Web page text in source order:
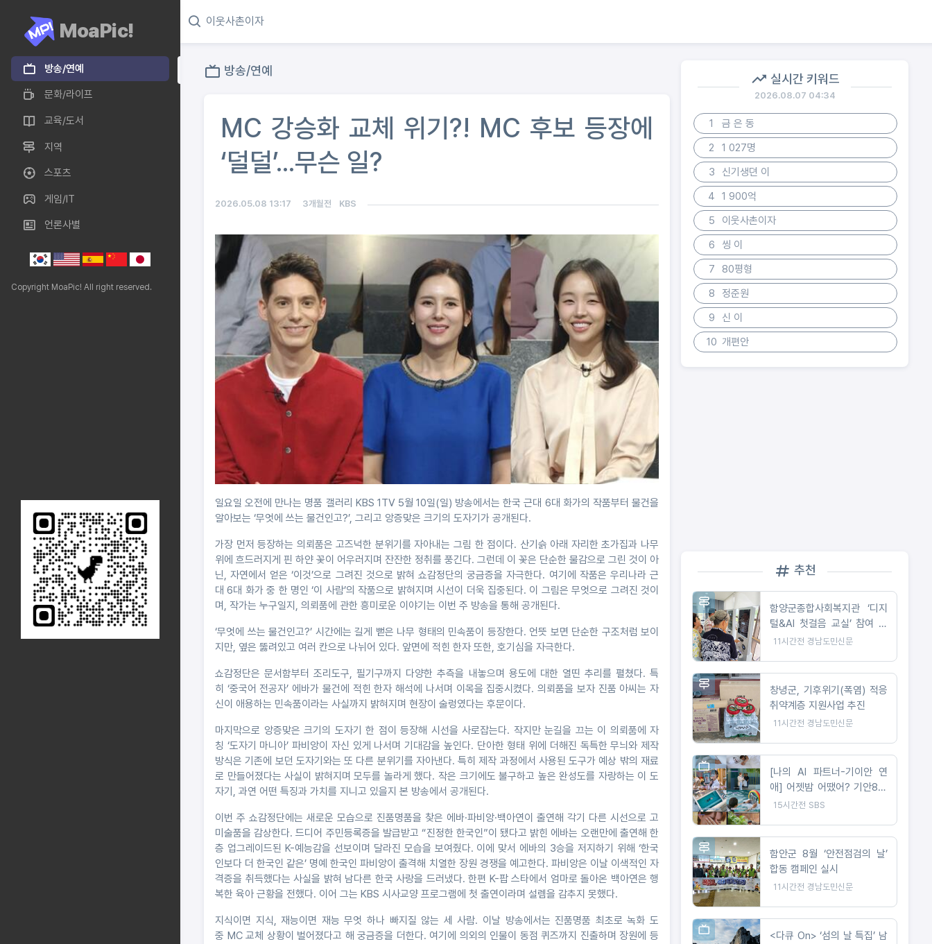
MoaPic!
방송/연예
문화/라이프
교육/도서
지역
스포츠
게임/IT
언론사별
Copyright MoaPic! All right reserved.
방송/연예
MC 강승화 교체 위기?! MC 후보 등장에
‘덜덜’...무슨 일?
2026.05.08 13:17 3개월전 KBS
일요일 오전에 만나는 명품 갤러리 KBS 1TV 5월 10일(일) 방송에서는 한국 근대 6대 화가의 작품부터 물건을
알아보는 ‘무엇에 쓰는 물건인고?’, 그리고 앙증맞은 크기의 도자기가 공개된다.
가장 먼저 등장하는 의뢰품은 고즈넉한 분위기를 자아내는 그림 한 점이다. 산기슭 아래 자리한 초가집과 나무
위에 흐드러지게 핀 하얀 꽃이 어우러지며 잔잔한 정취를 풍긴다. 그런데 이 꽃은 단순한 물감으로 그린 것이 아
닌, 자연에서 얻은 ‘이것’으로 그려진 것으로 밝혀 쇼감정단의 궁금증을 자극한다. 여기에 작품은 우리나라 근
대 6대 화가 중 한 명인 ‘이 사람’의 작품으로 밝혀지며 시선이 더욱 집중된다. 이 그림은 무엇으로 그려진 것이
며, 작가는 누구일지, 의뢰품에 관한 흥미로운 이야기는 이번 주 방송을 통해 공개된다.
‘무엇에 쓰는 물건인고?’ 시간에는 길게 뻗은 나무 형태의 민속품이 등장한다. 언뜻 보면 단순한 구조처럼 보이
지만, 옆은 뚫려있고 여러 칸으로 나뉘어 있다. 앞면에 적힌 한자 또한, 호기심을 자극한다.
쇼감정단은 문서함부터 조리도구, 필기구까지 다양한 추측을 내놓으며 용도에 대한 열띤 추리를 펼쳤다. 특
히 ‘중국어 전공자’ 에바가 물건에 적힌 한자 해석에 나서며 이목을 집중시켰다. 의뢰품을 보자 진품 아씨는 자
신이 애용하는 민속품이라는 사실까지 밝혀지며 현장이 술렁였다는 후문이다.
마지막으로 앙증맞은 크기의 도자기 한 점이 등장해 시선을 사로잡는다. 작지만 눈길을 끄는 이 의뢰품에 자
칭 ‘도자기 마니아’ 파비앙이 자신 있게 나서며 기대감을 높인다. 단아한 형태 위에 더해진 독특한 무늬와 제작
방식은 기존에 보던 도자기와는 또 다른 분위기를 자아낸다. 특히 제작 과정에서 사용된 도구가 예상 밖의 재료
로 만들어졌다는 사실이 밝혀지며 모두를 놀라게 했다. 작은 크기에도 불구하고 높은 완성도를 자랑하는 이 도
자기, 과연 어떤 특징과 가치를 지니고 있을지 본 방송에서 공개된다.
이번 주 쇼감정단에는 새로운 모습으로 진품명품을 찾은 에바·파비앙·백아연이 출연해 각기 다른 시선으로 고
미술품을 감상한다. 드디어 주민등록증을 발급받고 “진정한 한국인”이 됐다고 밝힌 에바는 오랜만에 출연해 한
층 업그레이드된 K-예능감을 선보이며 달라진 모습을 보여줬다. 이에 맞서 에바의 3승을 저지하기 위해 ‘한국
인보다 더 한국인 같은’ 명예 한국인 파비앙이 출격해 치열한 장원 경쟁을 예고한다. 파비앙은 이날 이색적인 자
격증을 취득했다는 사실을 밝혀 남다른 한국 사랑을 드러냈다. 한편 K-팝 스타에서 엄마로 돌아온 백아연은 행
복한 육아 근황을 전했다. 이어 그는 KBS 시사교양 프로그램에 첫 출연이라며 설렘을 감추지 못했다.
지식이면 지식, 재능이면 재능 무엇 하나 빠지질 않는 세 사람. 이날 방송에서는 진품명품 최초로 녹화 도
중 MC 교체 상황이 벌어졌다고 해 궁금증을 더한다. 여기에 의외의 인물이 동점 퀴즈까지 진출하며 장원에 등
실시간 키워드
2026.08.07 04:34
1
금 은 동
2
1 027명
3
신기생뎐 이
4
1 900억
5
이웃사촌이자
6
씽 이
7
80평형
8
정준원
9
신 이
10 개편안
추천
함양군종합사회복지관 ‘디지
털&AI 첫걸음 교실’ 참여 어
르신 모집
11시간전 경남도민신문
창녕군, 기후위기(폭염) 적응
취약계층 지원사업 추진
11시간전 경남도민신문
[나의 AI 파트너-기이안 연
애] 어젯밤 어땠어? 기안84,
진짜 연애! 첫 티저부터 몰입
15시간전 SBS
함안군 8월 ‘안전점검의 날’
합동 캠페인 실시
11시간전 경남도민신문
<다큐 On> ‘섬의 날 특집’ 남